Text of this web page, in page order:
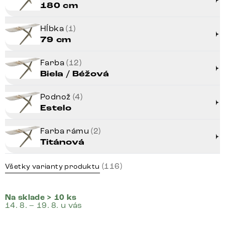
180 cm
Hĺbka(1)
79 cm
Farba(12)
Biela / Béžová
Podnož (4)
Estelo
Farba rámu(2)
Titánová
Všetky varianty produktu (116)
Na sklade > 10 ks
14. 8. – 19. 8. u vás